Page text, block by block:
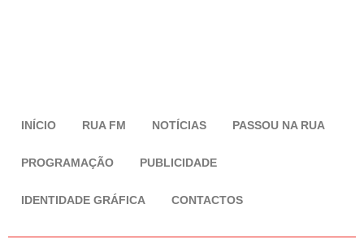
INÍCIO RUA FM NOTÍCIAS PASSOU NA RUA
PROGRAMAÇÃO PUBLICIDADE
IDENTIDADE GRÁFICA CONTACTOS